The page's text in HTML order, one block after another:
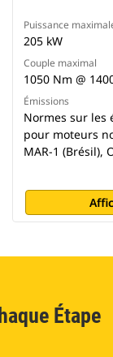
Puissance
205 kW
Couple maximal
1050 Nm @
Émissions
Normes sur les
pour moteurs
MAR-1 (Brésil),
Étape